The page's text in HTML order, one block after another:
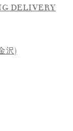
DELIVERY
沢)